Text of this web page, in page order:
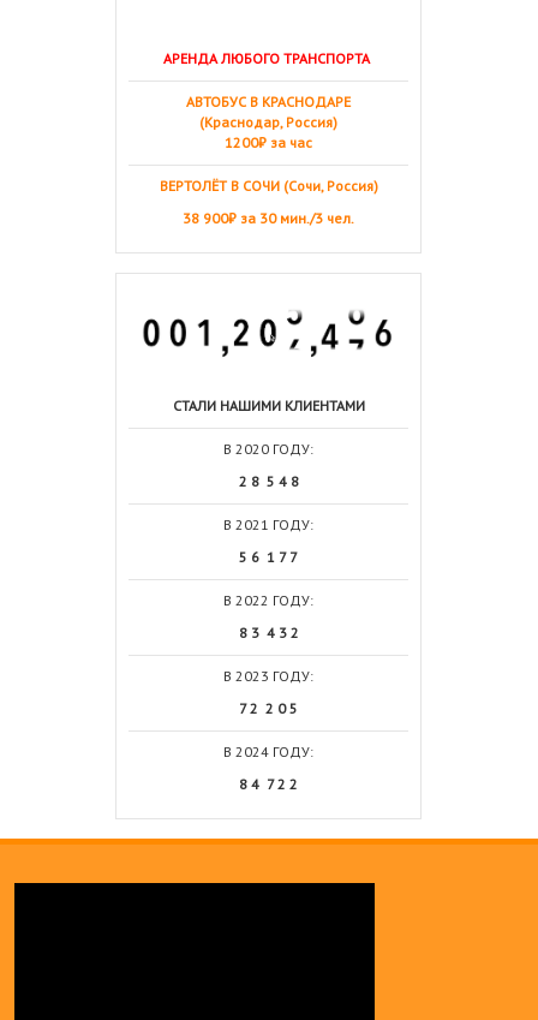
АРЕНДА ЛЮБОГО ТРАНСПОРТА
АВТОБУС В КРАСНОДАРЕ
(Краснодар, Россия)
1200₽ за час
ВЕРТОЛЁТ В СОЧИ (Сочи, Россия)
38 900₽ за 30 мин./3 чел.
СТАЛИ НАШИМИ КЛИЕНТАМИ
В 2020 ГОДУ:
2 8 5 4 8
В 2021 ГОДУ:
5 6 1 7 7
В 2022 ГОДУ:
8 3 4 3 2
В 2023 ГОДУ:
7 2 2 0 5
В 2024 ГОДУ:
8 4 7 2 2